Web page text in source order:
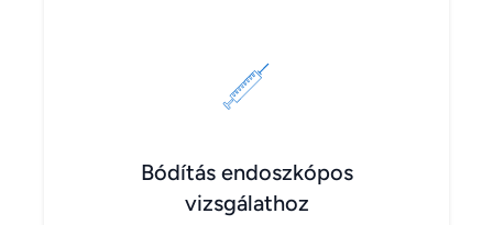
Bódítás endoszkópos
vizsgálathoz